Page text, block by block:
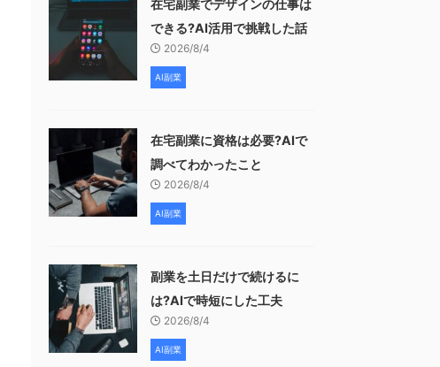
在宅副業でデザインの仕事は
できる?AI活用で挑戦した話
2026/8/4
AI副業
在宅副業に資格は必要?AIで
調べてわかったこと
2026/8/4
AI副業
副業を土日だけで続けるに
は?AIで時短にした工夫
2026/8/4
AI副業